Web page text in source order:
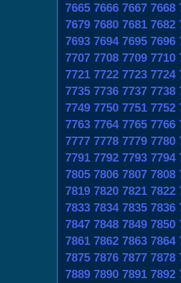
7665 7666 7667 7668
7679 7680 7681 7682
7693 7694 7695 7696
7707 7708 7709 7710
7721 7722 7723 7724
7735 7736 7737 7738
7749 7750 7751 7752
7763 7764 7765 7766
7777 7778 7779 7780
7791 7792 7793 7794
7805 7806 7807 7808
7819 7820 7821 7822
7833 7834 7835 7836
7847 7848 7849 7850
7861 7862 7863 7864
7875 7876 7877 7878
7889 7890 7891 7892